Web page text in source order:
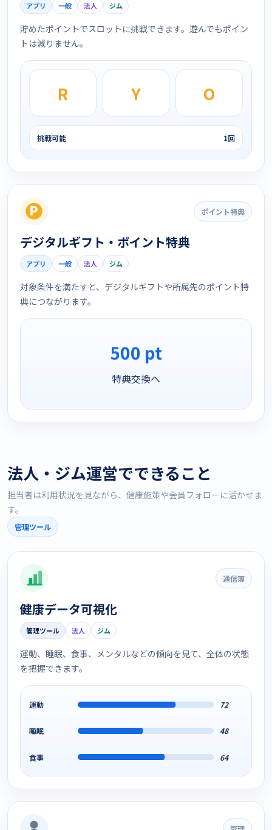
アプリ 一般 法人 ジム
貯めたポイントでスロットに挑戦できます。遊んでもポイン
トは減りません。
R Y O
挑戦可能 1回
ポイント特典
デジタルギフト・ポイント特典
アプリ 一般 法人 ジム
対象条件を満たすと、デジタルギフトや所属先のポイント特
典につながります。
500 pt
特典交換へ
法人・ジム運営でできること
担当者は利用状況を見ながら、健康施策や会員フォローに活かせま
す。
管理ツール
通信簿
健康データ可視化
管理ツール 法人 ジム
運動、睡眠、食事、メンタルなどの傾向を見て、全体の状態
を把握できます。
運動 72
睡眠 48
食事 64